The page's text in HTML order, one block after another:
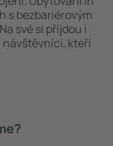
s bezbariérovým
své si přijdou i
návštěvníci, kteří